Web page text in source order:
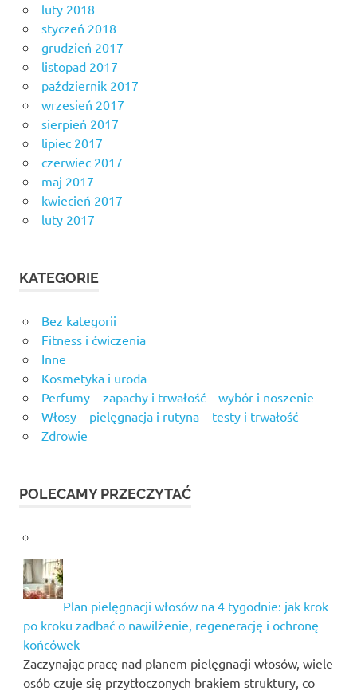
luty 2018
styczeń 2018
grudzień 2017
listopad 2017
październik 2017
wrzesień 2017
sierpień 2017
lipiec 2017
czerwiec 2017
maj 2017
kwiecień 2017
luty 2017
KATEGORIE
Bez kategorii
Fitness i ćwiczenia
Inne
Kosmetyka i uroda
Perfumy – zapachy i trwałość – wybór i noszenie
Włosy – pielęgnacja i rutyna – testy i trwałość
Zdrowie
POLECAMY PRZECZYTAĆ
Plan pielęgnacji włosów na 4 tygodnie: jak krok
po kroku zadbać o nawilżenie, regenerację i ochronę
końcówek
Zaczynając pracę nad planem pielęgnacji włosów, wiele
osób czuje się przytłoczonych brakiem struktury, co